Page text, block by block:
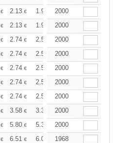
€ 2.13 € 1.96 1.88
2000
€ 2.13 € 1.96 1.88
2000
€ 2.74 € 2.53 2.43
2000
€ 2.74 € 2.53 2.43
2000
€ 2.74 € 2.53 2.43
2000
€ 2.74 € 2.53 2.43
2000
€ 2.74 € 2.53 2.43
2000
€ 3.58 € 3.31 3.17
2000
€ 5.80 € 5.35 5.14
2000
€ 6.51 € 6.02 5.77
1968